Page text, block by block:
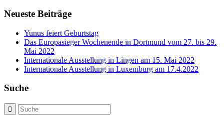
Neueste Beiträge
Yunus feiert Geburtstag
Das Europasieger Wochenende in Dortmund vom 27. bis 29.
Mai 2022
Internationale Ausstellung in Lingen am 15. Mai 2022
Internationale Ausstellung in Luxemburg am 17.4.2022
Suche